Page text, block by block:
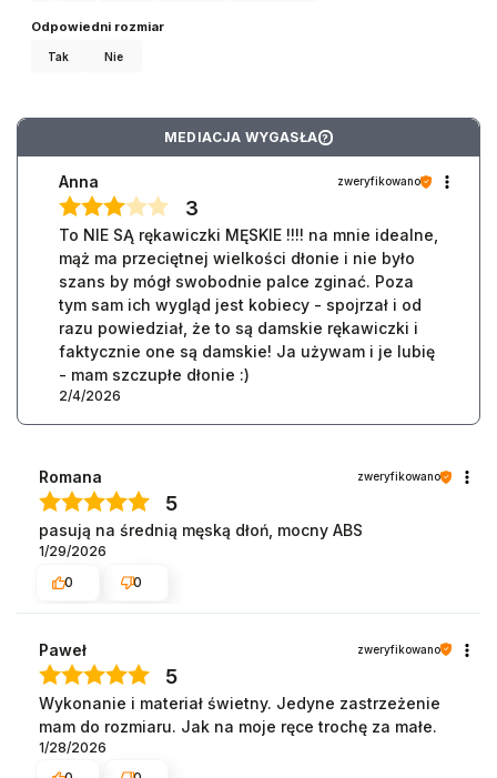
Odpowiedni rozmiar
Tak Nie
MEDIACJA WYGASŁA ?
Anna zweryfikowano
3
To NIE SĄ rękawiczki MĘSKIE !!!! na mnie idealne,
mąż ma przeciętnej wielkości dłonie i nie było
szans by mógł swobodnie palce zginać. Poza
tym sam ich wygląd jest kobiecy - spojrzał i od
razu powiedział, że to są damskie rękawiczki i
faktycznie one są damskie! Ja używam i je lubię
- mam szczupłe dłonie :)
2/4/2026
Romana zweryfikowano
5
pasują na średnią męską dłoń, mocny ABS
1/29/2026
0
0
Paweł zweryfikowano
5
Wykonanie i materiał świetny. Jedyne zastrzeżenie
mam do rozmiaru. Jak na moje ręce trochę za małe.
1/28/2026